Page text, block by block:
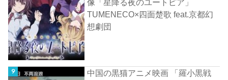
像「星降る夜のユートピア」
TUMENECO×四面楚歌 feat.京都幻
想劇団
中国の黒猫アニメ映画 「羅小黒戦